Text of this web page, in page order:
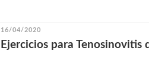
16/04/2020
Ejercicios para Tenosinovitis